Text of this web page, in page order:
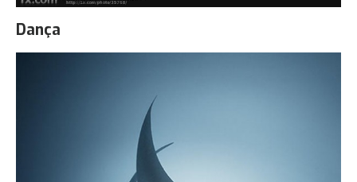
Dança